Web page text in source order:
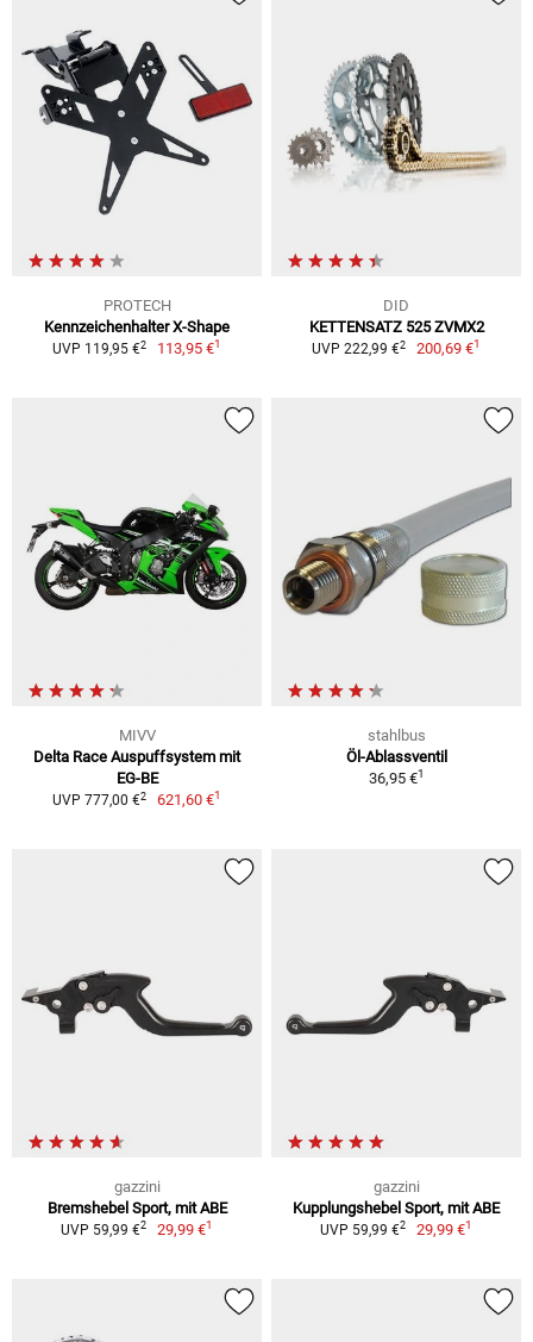
PROTECH
Kennzeichenhalter X-Shape
UVP 119,95 €2 113,95 €1
DID
KETTENSATZ 525 ZVMX2
UVP 222,99 €2 200,69 €1
MIVV
Delta Race Auspuffsystem mit
EG-BE
UVP 777,00 €2 621,60 €1
stahlbus
Öl-Ablassventil
36,95 €1
gazzini
Bremshebel Sport, mit ABE
UVP 59,99 €2 29,99 €1
gazzini
Kupplungshebel Sport, mit ABE
UVP 59,99 €2 29,99 €1